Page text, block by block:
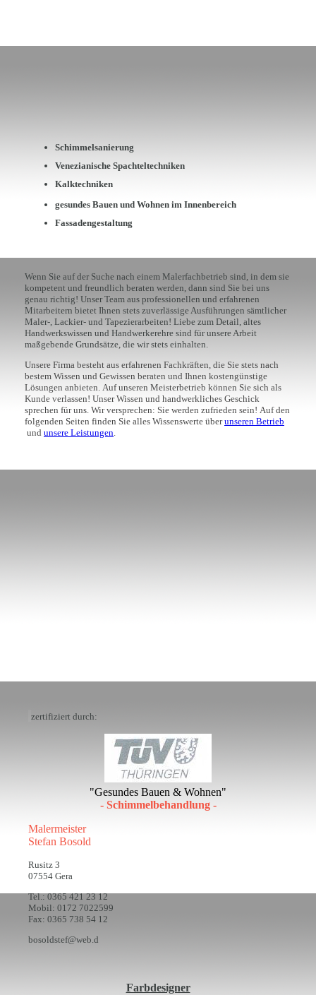
Schimmelsanierung
Venezianische Spachteltechniken
Kalktechniken
gesundes Bauen und Wohnen im Innenbereich
Fassadengestaltung
Wenn Sie auf der Suche nach einem Malerfachbetrieb sind, in dem sie
kompetent und freundlich beraten werden, dann sind Sie bei uns
genau richtig! Unser Team aus professionellen und erfahrenen
Mitarbeitern bietet Ihnen stets zuverlässige Ausführungen sämtlicher
Maler-, Lackier- und Tapezierarbeiten! Liebe zum Detail, altes
Handwerkswissen und Handwerkerehre sind für unsere Arbeit
maßgebende Grundsätze, die wir stets einhalten.
Unsere Firma besteht aus erfahrenen Fachkräften, die Sie stets nach
bestem Wissen und Gewissen beraten und Ihnen kostengünstige
Lösungen anbieten. Auf unseren Meisterbetrieb können Sie sich als
Kunde verlassen! Unser Wissen und handwerkliches Geschick
sprechen für uns. Wir versprechen: Sie werden zufrieden sein! Auf den
folgenden Seiten finden Sie alles Wissenswerte überunseren Betrieb
und unsere Leistungen.
zertifiziert durch:
"Gesundes Bauen & Wohnen"
- Schimmelbehandlung -
Malermeister
Stefan Bosold
Rusitz 3
07554 Gera
Tel.: 0365 421 23 12
Mobil: 0172 7022599
Fax: 0365 738 54 12
bosoldstef@web.d
Farbdesigner